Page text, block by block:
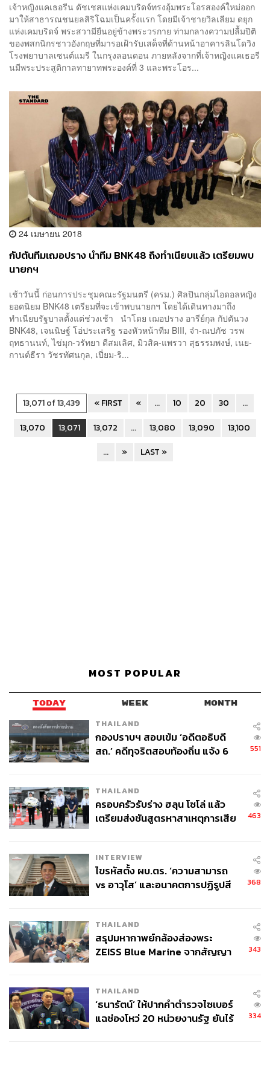
เจ้าหญิงแคเธอรีน ดัชเชสแห่งเคมบริดจ์ทรงอุ้มพระโอรสองค์ใหม่ออก
มาให้สาธารณชนยลสิริโฉมเป็นครั้งแรก โดยมีเจ้าชายวิลเลียม ดยุก
แห่งเคมบริดจ์ พระสวามียืนอยู่ข้างพระวรกาย ท่ามกลางความปลื้มปิติ
ของพสกนิกรชาวอังกฤษที่มารอเฝ้ารับเสด็จที่ด้านหน้าอาคารลินโดวิง
โรงพยาบาลเซนต์แมรี ในกรุงลอนดอน ภายหลังจากที่เจ้าหญิงแคเธอรี
นมีพระประสูติกาลทายาทพระองค์ที่ 3 และพระโอร...
24 เมษายน 2018
กัปตันทีมเฌอปราง นำทีม BNK48 ถึงทำเนียบแล้ว เตรียมพบ
นายกฯ
เช้าวันนี้ ก่อนการประชุมคณะรัฐมนตรี (ครม.) ศิลปินกลุ่มไอดอลหญิง
ยอดนิยม BNK48 เตรียมที่จะเข้าพบนายกฯ โดยได้เดินทางมาถึง
ทำเนียบรัฐบาลตั้งแต่ช่วงเช้า นำโดย เฌอปราง อารีย์กุล กัปตันวง
BNK48, เจนนิษฐ์ โอ่ประเสริฐ รองหัวหน้าทีม BIII, จ๋า-ณปภัช วรพ
ฤทธานนท์, ไข่มุก-วรัทยา ดีสมเลิศ, มิวสิค-แพรวา สุธรรมพงษ์, เนย-
กานต์ธีรา วัชรทัศนกุล, เปี่ยม-ริ...
13,071 of 13,439 « FIRST « ... 10 20 30
...
13,070
13,071 13,072 ... 13,080 13,090
13,100
...
» LAST »
MOST POPULAR
TODAY WEEK MONTH
THAILAND
กองปราบฯ สอบเข้ม ‘อดีตอธิบดี
สถ.’ คดีทุจริตสอบท้องถิ่น แจ้ง 6
551
THAILAND
ครอบครัวรับร่าง ฮลุน โซโล่ แล้ว
เตรียมส่งชันสูตรหาสาเหตุการเสีย
463
INTERVIEW
ไขรหัสตั้ง ผบ.ตร. ‘ความสามารถ
vs อาวุโส’ และอนาคตการปฏิรูปสี
368
THAILAND
สรุปมหากาพย์กล้องส่องพระ
ZEISS Blue Marine จากสัญญา
จ่ายหนี้-แอบระบุแบรนด์
343
THAILAND
‘ธนารัตน์’ ให้ปากคำตำรวจไซเบอร์
แฉช่องโหว่ 20 หน่วยงานรัฐ ยันไร้
334